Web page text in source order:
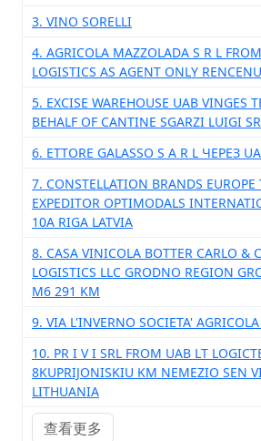
3. VINO SORELLI
4. AGRICOLA MAZZOLADA S R L
LOGISTICS AS AGENT ONLY
5. EXCISE WAREHOUSE UAB VINGES
BEHALF OF CANTINE SGARZI LUIGI
6. ETTORE GALASSO S A R L ЧЕРЕЗ
7. CONSTELLATION BRANDS EUROPE
EXPEDITOR OPTIMODALS
10A RIGA LATVIA
8. CASA VINICOLA BOTTER CARLO &
LOGISTICS LLC GRODNO REGION
M6 291 KM
9. VIA L'INVERNO SOCIETA'
10. PR I V I SRL FROM UAB LT
8KUPRIJONISKIU KM NEMEZIO SEN
LITHUANIA
查看更多